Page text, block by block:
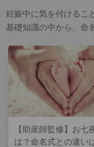
妊娠中に気を付けるこ
基礎知識の中から、命
【助産師監修】お七
は？命名式との違い